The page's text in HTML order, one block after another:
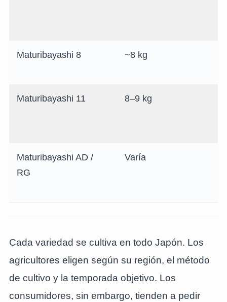
Maturibayashi 8 ~8 kg
Maturibayashi 11 8–9 kg
Maturibayashi AD /
RG
Varía
Cada variedad se cultiva en todo Japón. Los
agricultores eligen según su región, el método
de cultivo y la temporada objetivo. Los
consumidores, sin embargo, tienden a pedir